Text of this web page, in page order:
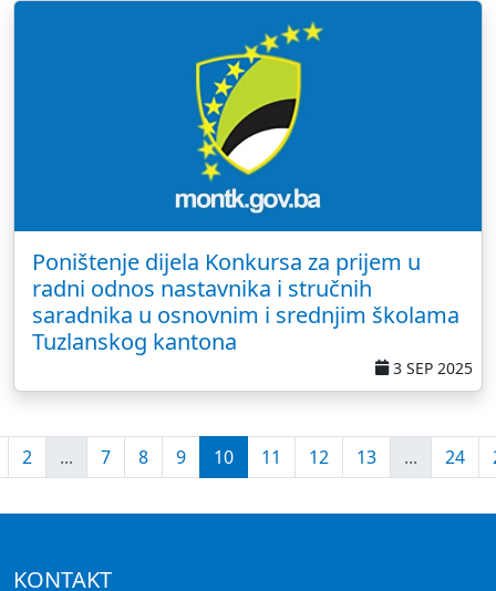
Poništenje dijela Konkursa za prijem u
radni odnos nastavnika i stručnih
saradnika u osnovnim i srednjim školama
Tuzlanskog kantona
3 SEP 2025
2 ... 7 8 9 10 11 12 13 ... 24
KONTAKT